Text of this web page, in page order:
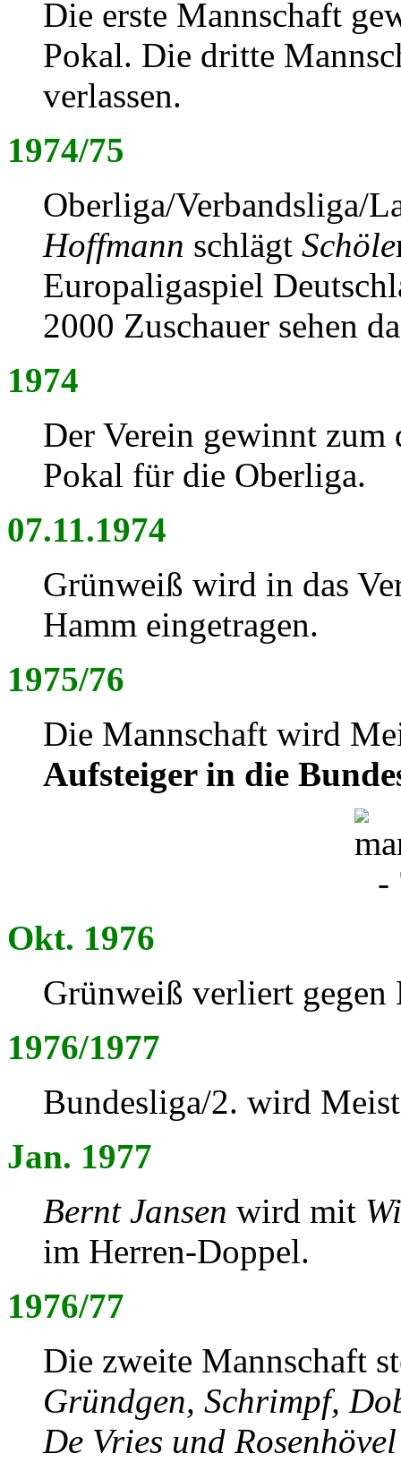
Die erste Mannschaft
Pokal. Die dritte
verlassen.
1974/75
Oberliga/Verbandsliga/
Hoffmann schlägt Schöle
Europaligaspiel
2000 Zuschauer sehen
1974
Der Verein gewinnt
Pokal für die Oberliga.
07.11.1974
Grünweiß wird in das
Hamm eingetragen.
1975/76
Die Mannschaft wird
Aufsteiger in die
Okt. 1976
Grünweiß verliert gegen
1976/1977
Bundesliga/2. wird
Jan. 1977
Bernt Jansen wird mit
im Herren-Doppel.
1976/77
Die zweite Mannschaft
Gründgen, Schrimpf,
De Vries und Rosenhövel